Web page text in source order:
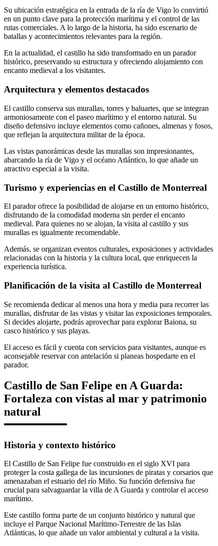
Su ubicación estratégica en la entrada de la ría de Vigo lo convirtió
en un punto clave para la protección marítima y el control de las
rutas comerciales. A lo largo de la historia, ha sido escenario de
batallas y acontecimientos relevantes para la región.
En la actualidad, el castillo ha sido transformado en un parador
histórico, preservando su estructura y ofreciendo alojamiento con
encanto medieval a los visitantes.
Arquitectura y elementos destacados
El castillo conserva sus murallas, torres y baluartes, que se integran
armoniosamente con el paseo marítimo y el entorno natural. Su
diseño defensivo incluye elementos como cañones, almenas y fosos,
que reflejan la arquitectura militar de la época.
Las vistas panorámicas desde las murallas son impresionantes,
abarcando la ría de Vigo y el océano Atlántico, lo que añade un
atractivo especial a la visita.
Turismo y experiencias en el Castillo de Monterreal
El parador ofrece la posibilidad de alojarse en un entorno histórico,
disfrutando de la comodidad moderna sin perder el encanto
medieval. Para quienes no se alojan, la visita al castillo y sus
murallas es igualmente recomendable.
Además, se organizan eventos culturales, exposiciones y actividades
relacionadas con la historia y la cultura local, que enriquecen la
experiencia turística.
Planificación de la visita al Castillo de Monterreal
Se recomienda dedicar al menos una hora y media para recorrer las
murallas, disfrutar de las vistas y visitar las exposiciones temporales.
Si decides alojarte, podrás aprovechar para explorar Baiona, su
casco histórico y sus playas.
El acceso es fácil y cuenta con servicios para visitantes, aunque es
aconsejable reservar con antelación si planeas hospedarte en el
parador.
Castillo de San Felipe en A Guarda:
Fortaleza con vistas al mar y patrimonio
natural
Historia y contexto histórico
El Castillo de San Felipe fue construido en el siglo XVI para
proteger la costa gallega de las incursiones de piratas y corsarios que
amenazaban el estuario del río Miño. Su función defensiva fue
crucial para salvaguardar la villa de A Guarda y controlar el acceso
marítimo.
Este castillo forma parte de un conjunto histórico y natural que
incluye el Parque Nacional Marítimo-Terrestre de las Islas
Atlánticas, lo que añade un valor ambiental y cultural a la visita.